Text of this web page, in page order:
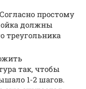
простому
должны
треугольника
так, чтобы
1-2 шагов.